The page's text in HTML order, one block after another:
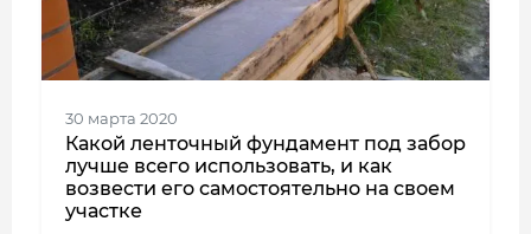
30 марта 2020
Какой ленточный фундамент под забор
лучше всего использовать, и как
возвести его самостоятельно на своем
участке